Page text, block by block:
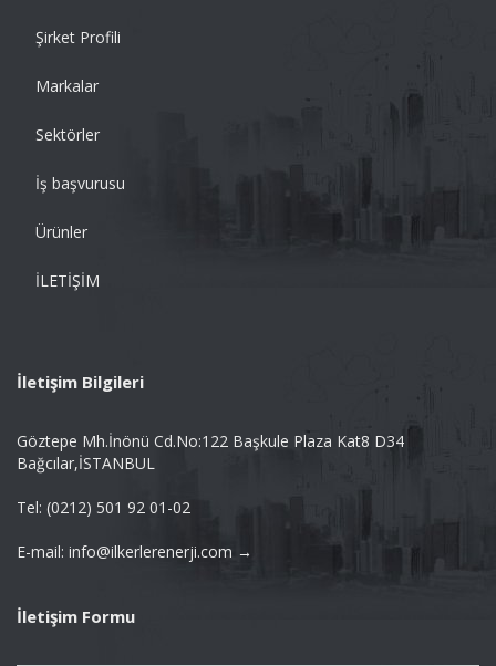
Şirket Profili
Markalar
Sektörler
İş başvurusu
Ürünler
İLETİŞİM
İletişim Bilgileri
Göztepe Mh.İnönü Cd.No:122 Başkule Plaza Kat8 D34
Bağcılar,İSTANBUL
Tel: (0212) 501 92 01-02
E-mail: info@ilkerlerenerji.com →
İletişim Formu